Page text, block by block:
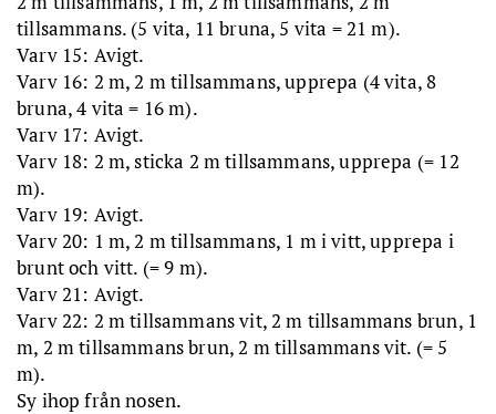
tillsammans. (5 vita, 11 bruna, 5 vita = 21 m).
Varv 15: Avigt.
Varv 16: 2 m, 2 m tillsammans, upprepa (4 vita, 8
bruna, 4 vita = 16 m).
Varv 17: Avigt.
Varv 18: 2 m, sticka 2 m tillsammans, upprepa (= 12
m).
Varv 19: Avigt.
Varv 20: 1 m, 2 m tillsammans, 1 m i vitt, upprepa i
brunt och vitt. (= 9 m).
Varv 21: Avigt.
Varv 22: 2 m tillsammans vit, 2 m tillsammans brun, 1
m, 2 m tillsammans brun, 2 m tillsammans vit. (= 5
m).
Sy ihop från nosen.